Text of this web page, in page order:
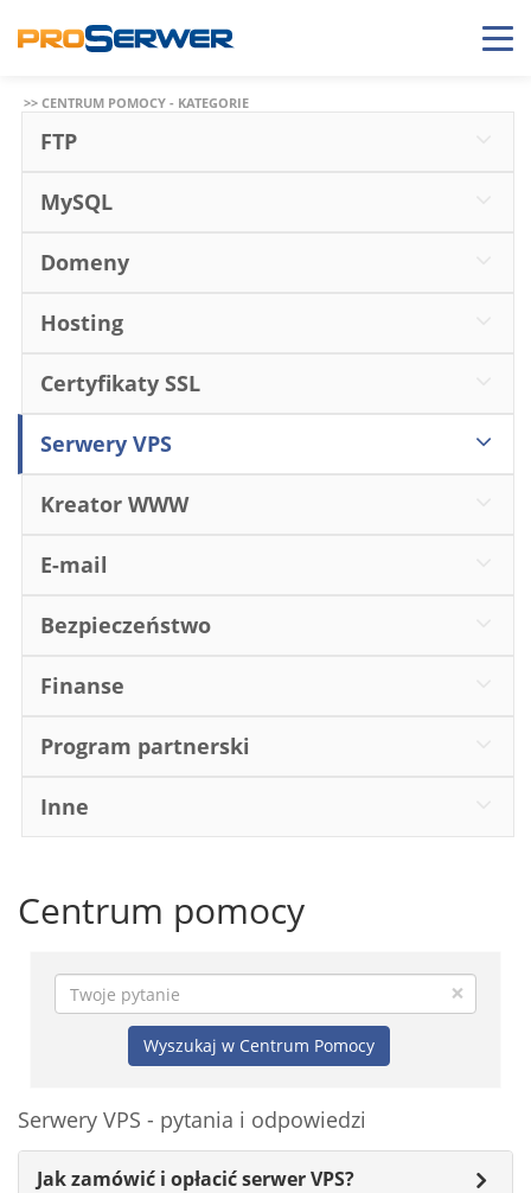
>> CENTRUM POMOCY - KATEGORIE
FTP
MySQL
Domeny
Hosting
Certyfikaty SSL
Serwery VPS
Kreator WWW
E-mail
Bezpieczeństwo
Finanse
Program partnerski
Inne
Centrum pomocy
×
Serwery VPS - pytania i odpowiedzi
Jak zamówić i opłacić serwer VPS?